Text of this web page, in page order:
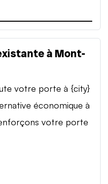
à Mont-
votre porte à {city}
économique à
votre porte